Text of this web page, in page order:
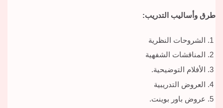
طرق وأساليب التدريب:
الشروحات النظرية
المناقشات الشفهية
الأفلام التوضيحية.
العروض التدريبية
عروض باور بوينت.